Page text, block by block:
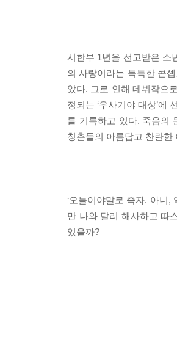
시한부 1년을 선고받은 소
의 사랑이라는 독특한 콘
았다. 그로 인해 데뷔작으
정되는 ‘우사기야 대상’에
를 기록하고 있다. 죽음의
청춘들의 아름답고 찬란한
‘오늘이야말로 죽자. 아니,
만 나와 달리 해사하고 따
있을까?